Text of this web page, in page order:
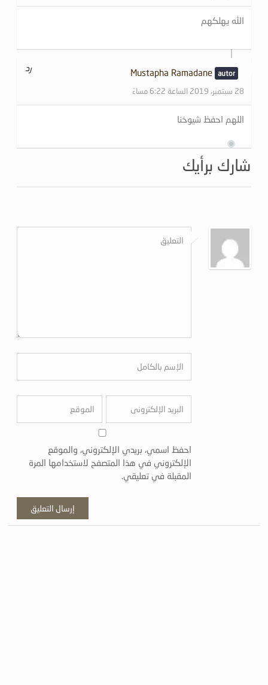
الله يهلكهم
Mustapha Ramadane
28 سبتمبر، 2019 الساعة 6:22 مساءً
رد
اللهم احفظ شيوخنا
شارك برأيك
احفظ اسمي، بريدي الإلكتروني، والموقع
الإلكتروني في هذا المتصفح لاستخدامها المرة
المقبلة في تعليقي.